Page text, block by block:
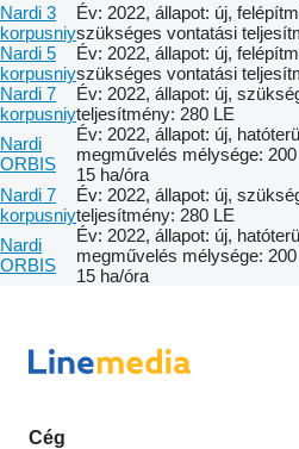
Nardi 3
korpusniy
Év: 2022, állapot: új,
szükséges vontatási
Nardi 5
korpusniy
Év: 2022, állapot: új,
szükséges vontatási
Nardi 7
korpusniy
Év: 2022, állapot: új,
teljesítmény: 280 LE
Nardi
ORBIS
Év: 2022, állapot: új,
megművelés mélysége:
15 ha/óra
Nardi 7
korpusniy
Év: 2022, állapot: új,
teljesítmény: 280 LE
Nardi
ORBIS
Év: 2022, állapot: új,
megművelés mélysége:
15 ha/óra
Cég